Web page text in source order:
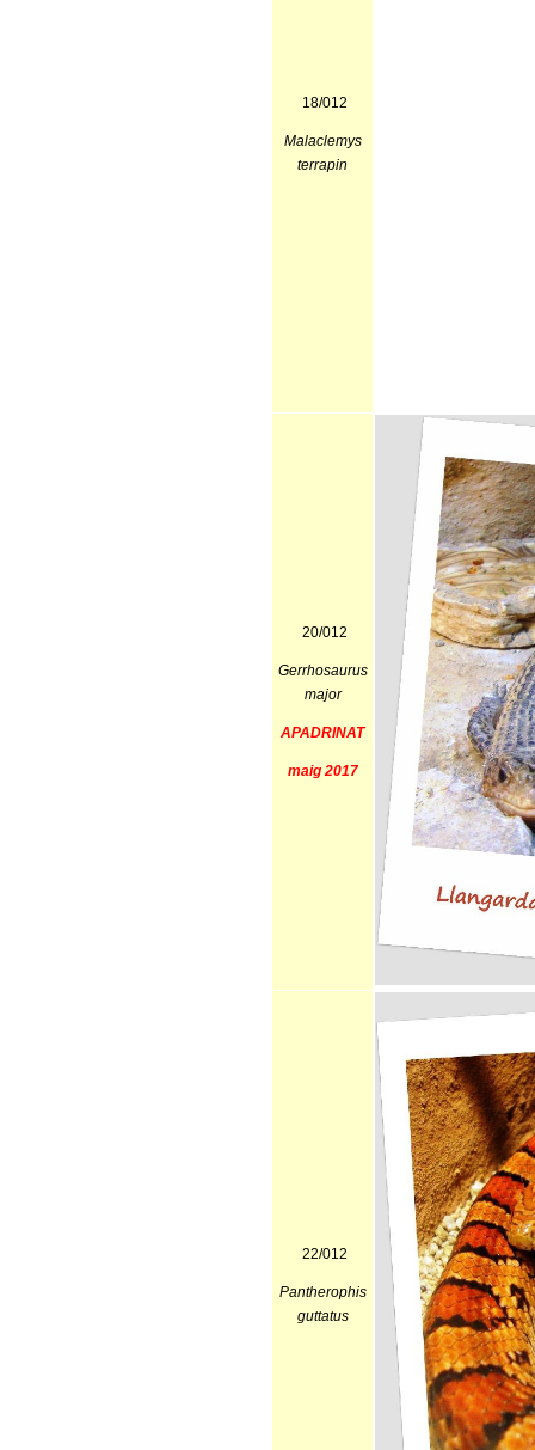
18/012
Malaclemys
terrapin
20/012
Gerrhosaurus
major
APADRINAT
maig 2017
22/012
Pantherophis
guttatus